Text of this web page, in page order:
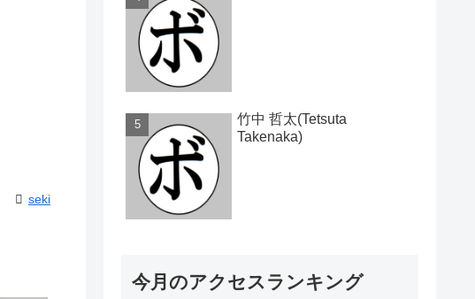
seki
竹中 哲太(Tetsuta
Takenaka)
今月のアクセスランキング